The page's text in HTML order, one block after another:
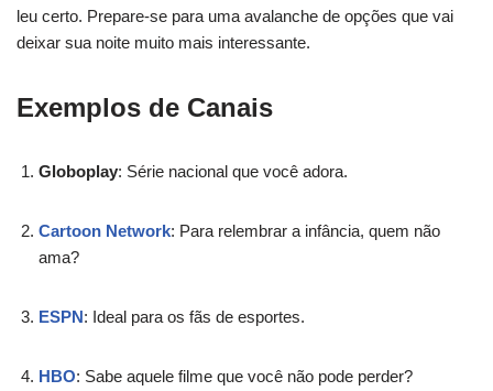
leu certo. Prepare-se para uma avalanche de opções que vai
deixar sua noite muito mais interessante.
Exemplos de Canais
Globoplay: Série nacional que você adora.
Cartoon Network: Para relembrar a infância, quem não
ama?
ESPN: Ideal para os fãs de esportes.
HBO: Sabe aquele filme que você não pode perder?